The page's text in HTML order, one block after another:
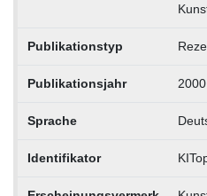
Publikationstyp
Publikationsjahr 2000
Sprache
Identifikator